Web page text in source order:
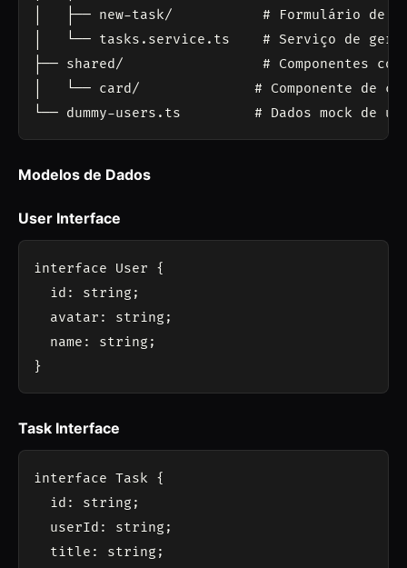
│   ├── new-task/           # Formulário de
│   └── tasks.service.ts    # Serviço de
├── shared/                 # Componentes
│   └── card/              # Componente de
Modelos de Dados
User Interface
interface User {
  id: string;
  avatar: string;
  name: string;
Task Interface
interface Task {
  id: string;
  userId: string;
  title: string;